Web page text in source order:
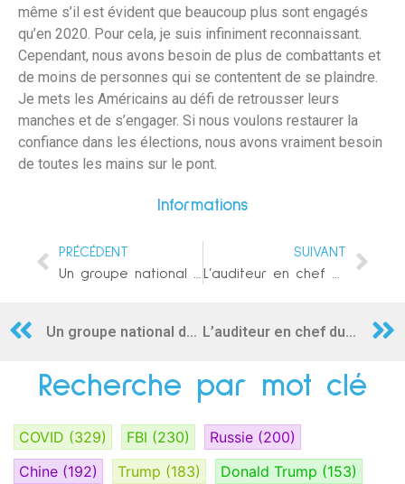
même s’il est évident que beaucoup plus sont engagés
qu’en 2020. Pour cela, je suis infiniment reconnaissant.
Cependant, nous avons besoin de plus de combattants et
de moins de personnes qui se contentent de se plaindre.
Je mets les Américains au défi de retrousser leurs
manches et de s’engager. Si nous voulons restaurer la
confiance dans les élections, nous avons vraiment besoin
de toutes les mains sur le pont.
Informations
PRÉCÉDENT
Un groupe national découvre la fraude électorale des démocrates en temps réel
SUIVANT
L’auditeur en chef du Vatican dit qu’il a été perquisitionné et contraint de partir pour avoir creusé trop profondément
Un groupe national découvre la fraude électorale des démocrates en temps réel L’auditeur en chef du Vatican dit qu’il a été perquisitionné et contraint de partir pour avoir creusé trop profondément
Recherche par mot clé
COVID (329) FBI (230) Russie (200)
Chine (192) Trump (183) Donald Trump (153)